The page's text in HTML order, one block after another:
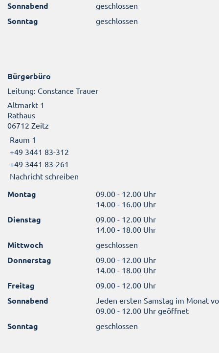
Sonnabend geschlossen
Sonntag geschlossen
Bürgerbüro
Leitung: Constance Trauer
Altmarkt 1
Rathaus
06712 Zeitz
Raum 1
+49 3441 83-312
+49 3441 83-261
Nachricht schreiben
Montag
09.00 - 12.00 Uhr
14.00 - 16.00 Uhr
Dienstag
09.00 - 12.00 Uhr
14.00 - 18.00 Uhr
Mittwoch geschlossen
Donnerstag
09.00 - 12.00 Uhr
14.00 - 18.00 Uhr
Freitag 09.00 - 12.00 Uhr
Sonnabend
Jeden ersten Samstag im Monat
09.00 - 12.00 Uhr geöffnet
Sonntag geschlossen